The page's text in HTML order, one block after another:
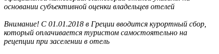
основании субъективной оценки владельцев отелей
Внимание! С 01.01.2018 в Греции вводится курортный сбор,
который оплачивается туристом самостоятельно на
рецепции при заселении в отель